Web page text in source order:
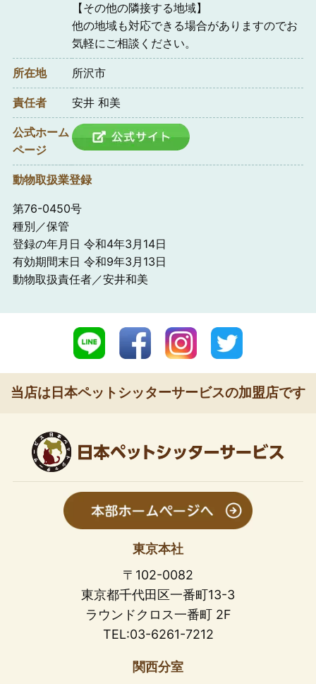
【その他の隣接する地域】
他の地域も対応できる場合がありますのでお
気軽にご相談ください。
所在地 所沢市
責任者 安井 和美
公式ホーム
ページ
動物取扱業登録
第76-0450号
種別／保管
登録の年月日 令和4年3月14日
有効期間末日 令和9年3月13日
動物取扱責任者／安井和美
当店は日本ペットシッターサービスの加盟店です
東京本社
〒102-0082
東京都千代田区一番町13-3
ラウンドクロス一番町 2F
TEL:03-6261-7212
関西分室